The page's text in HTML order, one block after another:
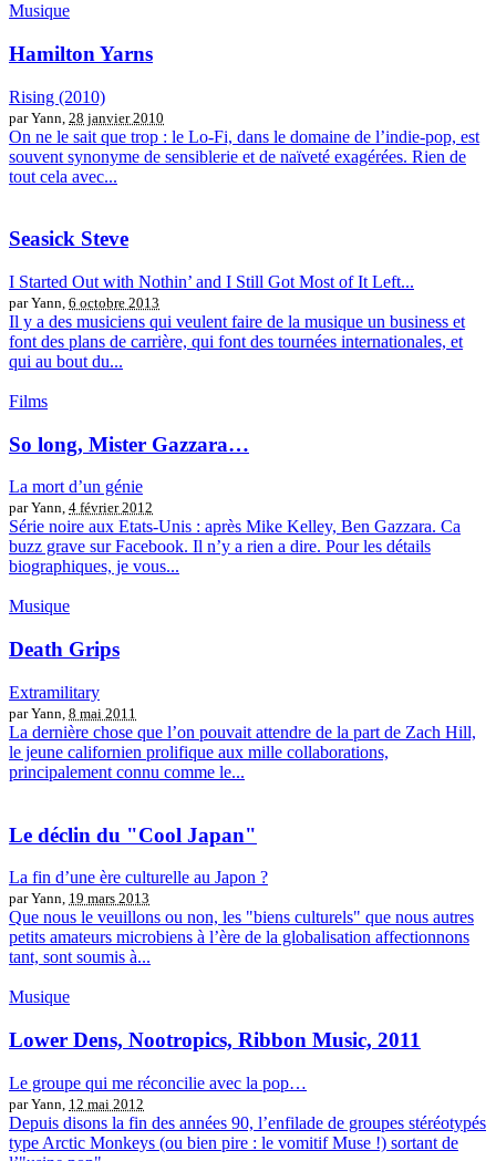
Musique
Hamilton Yarns
Rising (2010)
par Yann, 28 janvier 2010
On ne le sait que trop : le Lo-Fi, dans le domaine de l’indie-pop, est
souvent synonyme de sensiblerie et de naïveté exagérées. Rien de
tout cela avec...
Seasick Steve
I Started Out with Nothin’ and I Still Got Most of It Left...
par Yann, 6 octobre 2013
Il y a des musiciens qui veulent faire de la musique un business et
font des plans de carrière, qui font des tournées internationales, et
qui au bout du...
Films
So long, Mister Gazzara…
La mort d’un génie
par Yann, 4 février 2012
Série noire aux Etats-Unis : après Mike Kelley, Ben Gazzara. Ca
buzz grave sur Facebook. Il n’y a rien a dire. Pour les détails
biographiques, je vous...
Musique
Death Grips
Extramilitary
par Yann, 8 mai 2011
La dernière chose que l’on pouvait attendre de la part de Zach Hill,
le jeune californien prolifique aux mille collaborations,
principalement connu comme le...
Le déclin du "Cool Japan"
La fin d’une ère culturelle au Japon ?
par Yann, 19 mars 2013
Que nous le veuillons ou non, les "biens culturels" que nous autres
petits amateurs microbiens à l’ère de la globalisation affectionnons
tant, sont soumis à...
Musique
Lower Dens, Nootropics, Ribbon Music, 2011
Le groupe qui me réconcilie avec la pop…
par Yann, 12 mai 2012
Depuis disons la fin des années 90, l’enfilade de groupes stéréotypés
type Arctic Monkeys (ou bien pire : le vomitif Muse !) sortant de